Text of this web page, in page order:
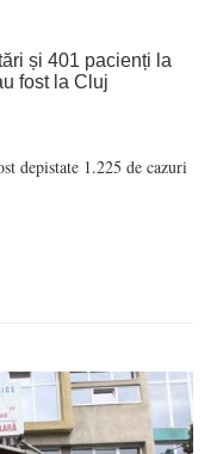
și 401 pacienți la
fost la Cluj
depistate 1.225 de cazuri